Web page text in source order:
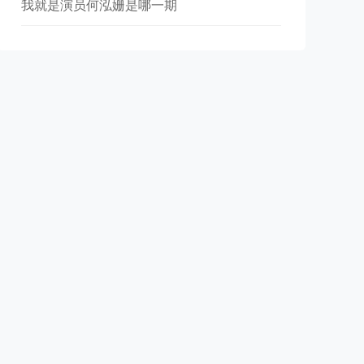
我就是演员何泓姗是哪一期